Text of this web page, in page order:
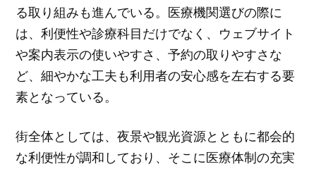
る取り組みも進んでいる。医療機関選びの際に
は、利便性や診療科目だけでなく、ウェブサイト
や案内表示の使いやすさ、予約の取りやすさな
ど、細やかな工夫も利用者の安心感を左右する要
素となっている。
街全体としては、夜景や観光資源とともに都会的
な利便性が調和しており、そこに医療体制の充実